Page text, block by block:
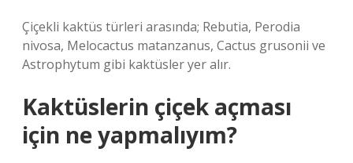
Çiçekli kaktüs türleri arasında; Rebutia, Perodia
nivosa, Melocactus matanzanus, Cactus grusonii ve
Astrophytum gibi kaktüsler yer alır.
Kaktüslerin çiçek açması
için ne yapmalıyım?